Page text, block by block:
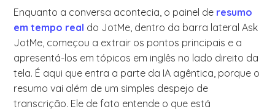
Enquanto a conversa acontecia, o painel de resumo
em tempo real do JotMe, dentro da barra lateral Ask
JotMe, começou a extrair os pontos principais e a
apresentá-los em tópicos em inglês no lado direito da
tela. É aqui que entra a parte da IA agêntica, porque o
resumo vai além de um simples despejo de
transcrição. Ele de fato entende o que está